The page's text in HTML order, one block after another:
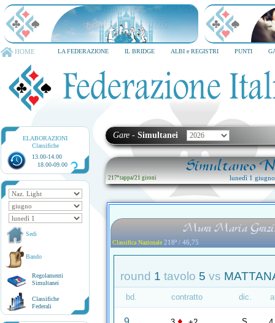
TORNEO CITTA' DI MILANO
6-8 dicembre 2026
HOME LA FEDERAZIONE IL BRIDGE ALBI e REGISTRI PUNTI
ELABORAZIONI
Classifiche
13.00-14.00
18.00-09.00
Sedi
Bando
Regolamenti
Simultanei
Classifiche
Federali
Gare - Simultanei
Simultaneo
217ª tappa/21 gironi lunedì 1
Mura Maria
Classifica Nazionale 218ª / 46,75
round 1 tavolo 5 vs
bd. contratto dic.
S